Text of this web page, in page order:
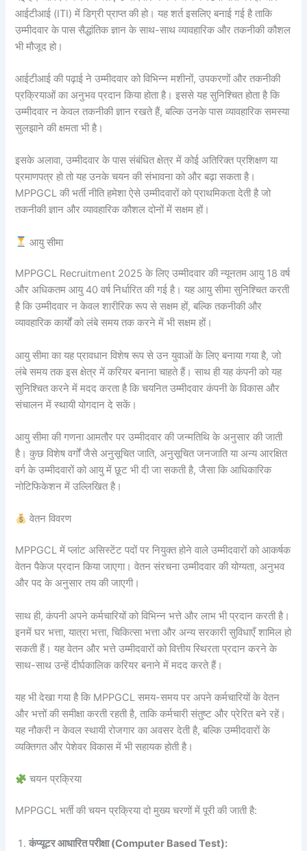
आईटीआई (ITI) में डिग्री प्राप्त की हो। यह शर्त इसलिए बनाई गई है ताकि
उम्मीदवार के पास सैद्धांतिक ज्ञान के साथ-साथ व्यावहारिक और तकनीकी कौशल
भी मौजूद हो।
आईटीआई की पढ़ाई ने उम्मीदवार को विभिन्न मशीनों, उपकरणों और तकनीकी
प्रक्रियाओं का अनुभव प्रदान किया होता है। इससे यह सुनिश्चित होता है कि
उम्मीदवार न केवल तकनीकी ज्ञान रखते हैं, बल्कि उनके पास व्यावहारिक समस्या
सुलझाने की क्षमता भी है।
इसके अलावा, उम्मीदवार के पास संबंधित क्षेत्र में कोई अतिरिक्त प्रशिक्षण या
प्रमाणपत्र हो तो यह उनके चयन की संभावना को और बढ़ा सकता है।
MPPGCL की भर्ती नीति हमेशा ऐसे उम्मीदवारों को प्राथमिकता देती है जो
तकनीकी ज्ञान और व्यावहारिक कौशल दोनों में सक्षम हों।
आयु सीमा
MPPGCL Recruitment 2025 के लिए उम्मीदवार की न्यूनतम आयु 18 वर्ष
और अधिकतम आयु 40 वर्ष निर्धारित की गई है। यह आयु सीमा सुनिश्चित करती
है कि उम्मीदवार न केवल शारीरिक रूप से सक्षम हों, बल्कि तकनीकी और
व्यावहारिक कार्यों को लंबे समय तक करने में भी सक्षम हों।
आयु सीमा का यह प्रावधान विशेष रूप से उन युवाओं के लिए बनाया गया है, जो
लंबे समय तक इस क्षेत्र में करियर बनाना चाहते हैं। साथ ही यह कंपनी को यह
सुनिश्चित करने में मदद करता है कि चयनित उम्मीदवार कंपनी के विकास और
संचालन में स्थायी योगदान दे सकें।
आयु सीमा की गणना आमतौर पर उम्मीदवार की जन्मतिथि के अनुसार की जाती
है। कुछ विशेष वर्गों जैसे अनुसूचित जाति, अनुसूचित जनजाति या अन्य आरक्षित
वर्ग के उम्मीदवारों को आयु में छूट भी दी जा सकती है, जैसा कि आधिकारिक
नोटिफिकेशन में उल्लिखित है।
वेतन विवरण
MPPGCL में प्लांट असिस्टेंट पदों पर नियुक्त होने वाले उम्मीदवारों को आकर्षक
वेतन पैकेज प्रदान किया जाएगा। वेतन संरचना उम्मीदवार की योग्यता, अनुभव
और पद के अनुसार तय की जाएगी।
साथ ही, कंपनी अपने कर्मचारियों को विभिन्न भत्ते और लाभ भी प्रदान करती है।
इनमें घर भत्ता, यात्रा भत्ता, चिकित्सा भत्ता और अन्य सरकारी सुविधाएँ शामिल हो
सकती हैं। यह वेतन और भत्ते उम्मीदवारों को वित्तीय स्थिरता प्रदान करने के
साथ-साथ उन्हें दीर्घकालिक करियर बनाने में मदद करते हैं।
यह भी देखा गया है कि MPPGCL समय-समय पर अपने कर्मचारियों के वेतन
और भत्तों की समीक्षा करती रहती है, ताकि कर्मचारी संतुष्ट और प्रेरित बने रहें।
यह नौकरी न केवल स्थायी रोजगार का अवसर देती है, बल्कि उम्मीदवारों के
व्यक्तिगत और पेशेवर विकास में भी सहायक होती है।
चयन प्रक्रिया
MPPGCL भर्ती की चयन प्रक्रिया दो मुख्य चरणों में पूरी की जाती है:
कंप्यूटर आधारित परीक्षा (Computer Based Test):